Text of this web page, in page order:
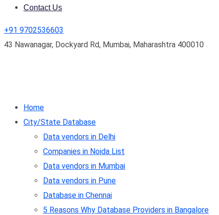
Contact Us
+91 9702536603
43 Nawanagar, Dockyard Rd, Mumbai, Maharashtra 400010
Home
City/State Database
Data vendors in Delhi
Companies in Noida List
Data vendors in Mumbai
Data vendors in Pune
Database in Chennai
5 Reasons Why Database Providers in Bangalore